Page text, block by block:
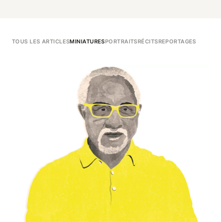
TOUS LES ARTICLESMINIATURESPORTRAITSRÉCITSREPORTAGES